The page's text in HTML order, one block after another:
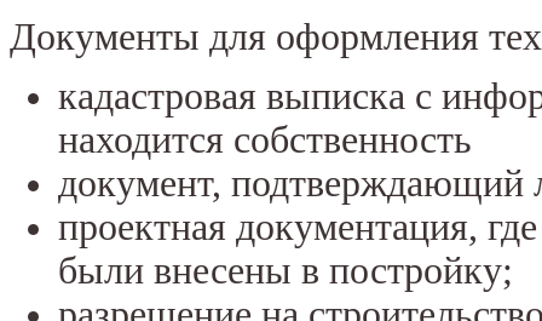
Документы для оформления
кадастровая выписка с
находится собственность
документ, подтверждающий
проектная документация,
были внесены в постройку;